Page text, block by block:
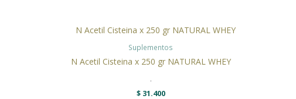
Suplementos
N Acetil Cisteina x 250 gr NATURAL WHEY
.
$31.400